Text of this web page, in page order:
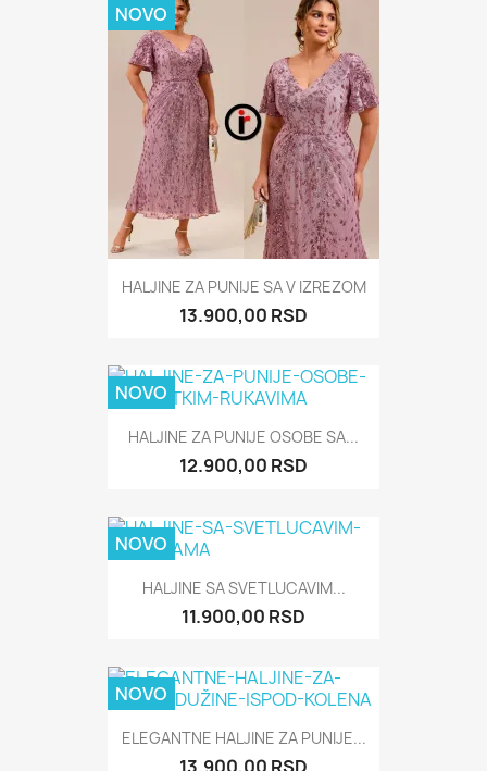
HALJINE ZA PUNIJE SA V IZREZOM
13.900,00 RSD
NOVO
HALJINE ZA PUNIJE OSOBE SA...
12.900,00 RSD
NOVO
HALJINE SA SVETLUCAVIM...
11.900,00 RSD
NOVO
ELEGANTNE HALJINE ZA PUNIJE...
NOVO